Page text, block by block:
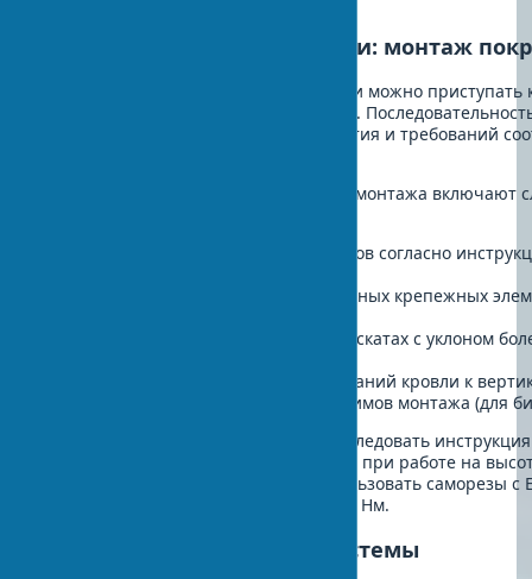
Технология ремонта кровли: монтаж
После укладки гидро- и пароизоляции можно
согласно технологии ремонта кровли.
зависеть от конкретного типа покрытия и требований
Основные принципы качественного монтажа включают
Соблюдение правильных нахлестов согласно
Использование специализированных крепежных
Установку снегозадержателей на скатах с уклоном
Правильное оформление примыканий кровли к
Соблюдение температурных режимов монтажа (для
На этом этапе крайне важно строго следовать
требования по технике безопасности при работе на
металлочерепицы необходимо использовать саморезы с
их в нижнюю волну с усилием 1,8-2,0 Нм.
Установка водосточной системы